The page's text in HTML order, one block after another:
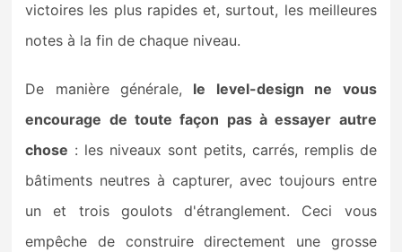
victoires les plus rapides et, surtout, les meilleures
notes à la fin de chaque niveau.
De manière générale, le level-design ne vous
encourage de toute façon pas à essayer autre
chose : les niveaux sont petits, carrés, remplis de
bâtiments neutres à capturer, avec toujours entre
un et trois goulots d'étranglement. Ceci vous
empêche de construire directement une grosse